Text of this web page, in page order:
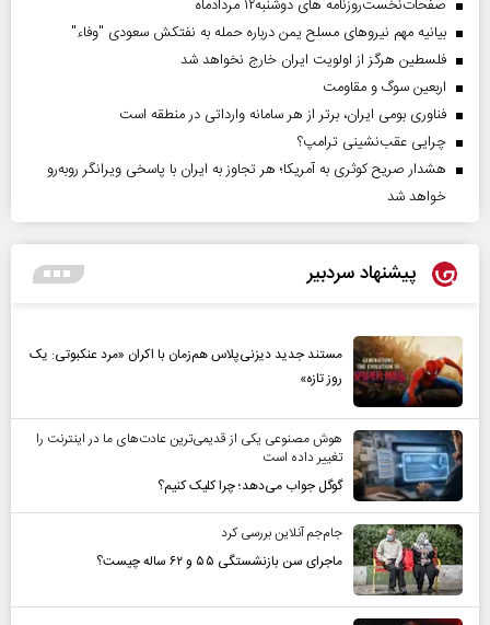
صفحات‌نخست‌روزنامه ها‌ی دوشنبه‌۱۲ مردادماه
بیانیه مهم نیروهای مسلح یمن درباره حمله به نفتکش سعودی "وفاء"
فلسطین هرگز از اولویت ایران خارج نخواهد شد
اربعین سوگ و مقاومت
فناوری بومی ایران، برتر از هر سامانه وارداتی در منطقه است
چرایی عقب‌نشینی ترامپ؟
هشدار صریح کوثری به آمریکا؛ هر تجاوز به ایران با پاسخی ویرانگر روبه‌رو
خواهد شد
پیشنهاد سردبیر
مستند جدید دیزنی‌پلاس هم‌زمان با اکران «مرد عنکبوتی: یک
روز تازه»
هوش مصنوعی یکی از قدیمی‌ترین عادت‌های ما در اینترنت را
تغییر داده است
گوگل جواب می‌دهد؛ چرا کلیک کنیم؟
جام‌جم آنلاین بررسی کرد
ماجرای سن بازنشستگی ۵۵ و ۶۲ ساله چیست؟